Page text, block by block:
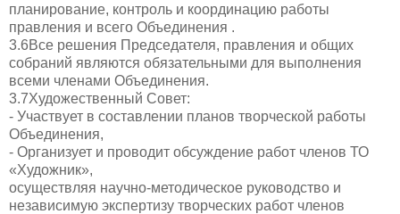
планирование, контроль и координацию работы
правления и всего Объединения .
3.6Все решения Председателя, правления и общих
собраний являются обязательными для выполнения
всеми членами Объединения.
3.7Художественный Совет:
- Участвует в составлении планов творческой работы
Объединения,
- Организует и проводит обсуждение работ членов ТО
«Художник»,
осуществляя научно-методическое руководство и
независимую экспертизу творческих работ членов